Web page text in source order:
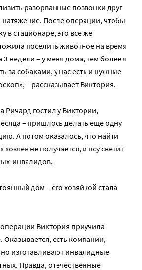
разорванные позвонки друг
натяжение. После операции, чтобы
в стационаре, это все же
поселить животное на время
3 недели – у меня дома, тем более я
за собаками, у нас есть и нужные
– рассказывает Виктория.
Ричард гостил у Виктории,
– пришлось делать еще одну
А потом оказалось, что найти
не получается, и псу светит
инвалидов.
дом – его хозяйкой стала
Виктория приучила
Оказывается, есть компании,
изготавливают инвалидные
Правда, отечественные